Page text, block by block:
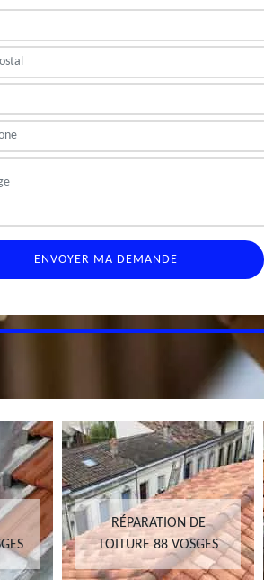
RÉPARATION DE
TOITURE 88 VOSGES